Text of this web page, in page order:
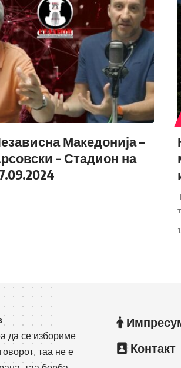
Македонија –
– Стадион на
да се избориме
таа не е
Контакт